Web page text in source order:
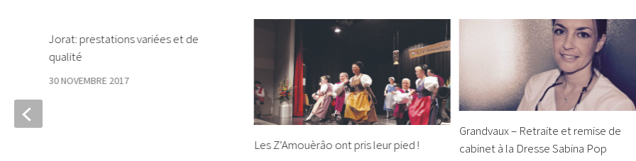
Les Z’Amouèrâo ont pris leur pied !
Grandvaux – Retraite et remise de
cabinet à la Dresse Sabina Pop
Jorat: prestations variées et de
qualité
30 NOVEMBRE 2017